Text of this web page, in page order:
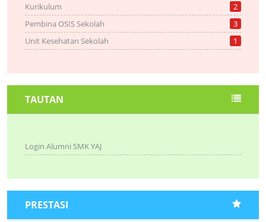
Kurikulum
2
Pembina OSIS Sekolah
3
Unit Kesehatan Sekolah
1
TAUTAN
Login Alumni SMK YAJ
PRESTASI